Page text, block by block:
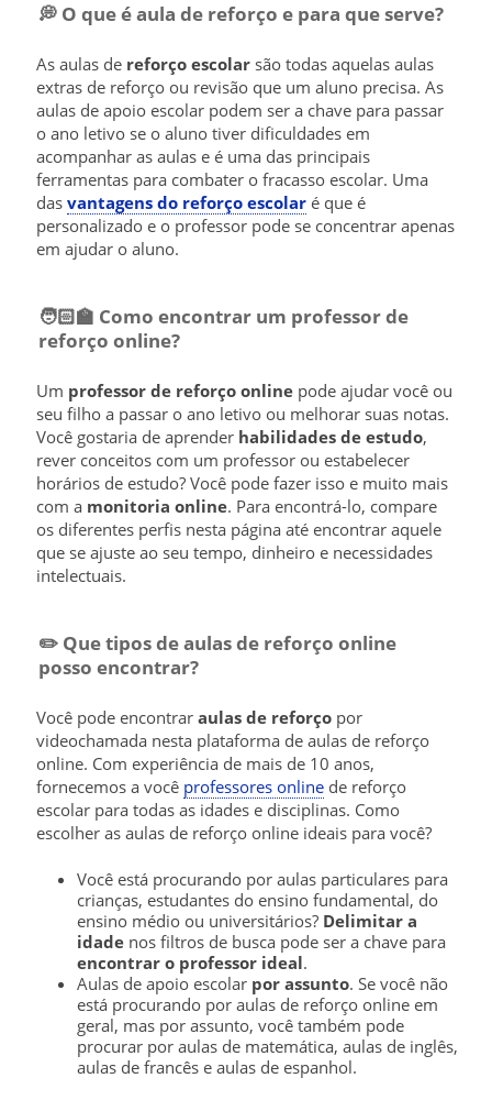
💭 O que é aula de reforço e para que serve?
As aulas de reforço escolar são todas aquelas aulas
extras de reforço ou revisão que um aluno precisa. As
aulas de apoio escolar podem ser a chave para passar
o ano letivo se o aluno tiver dificuldades em
acompanhar as aulas e é uma das principais
ferramentas para combater o fracasso escolar. Uma
das vantagens do reforço escolar é que é
personalizado e o professor pode se concentrar apenas
em ajudar o aluno.
🧑🏻‍🏫​ Como encontrar um professor de
reforço online?
Um professor de reforço online pode ajudar você ou
seu filho a passar o ano letivo ou melhorar suas notas.
Você gostaria de aprender habilidades de estudo,
rever conceitos com um professor ou estabelecer
horários de estudo? Você pode fazer isso e muito mais
com a monitoria online. Para encontrá-lo, compare
os diferentes perfis nesta página até encontrar aquele
que se ajuste ao seu tempo, dinheiro e necessidades
intelectuais.
✏️ Que tipos de aulas de reforço online
posso encontrar?
Você pode encontrar aulas de reforço por
videochamada nesta plataforma de aulas de reforço
online. Com experiência de mais de 10 anos,
fornecemos a você professores online de reforço
escolar para todas as idades e disciplinas. Como
escolher as aulas de reforço online ideais para você?
Você está procurando por aulas particulares para
crianças, estudantes do ensino fundamental, do
ensino médio ou universitários? Delimitar a
idade nos filtros de busca pode ser a chave para
encontrar o professor ideal.
Aulas de apoio escolar por assunto. Se você não
está procurando por aulas de reforço online em
geral, mas por assunto, você também pode
procurar por aulas de matemática, aulas de inglês,
aulas de francês e aulas de espanhol.